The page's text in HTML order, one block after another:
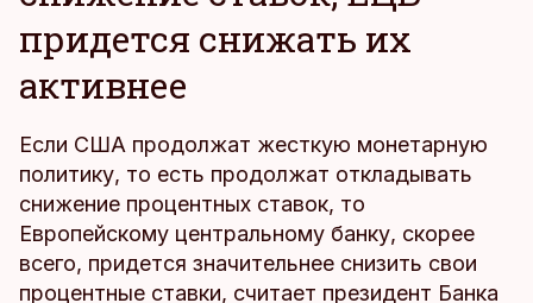
придется снижать их
активнее
Если США продолжат жесткую монетарную
политику, то есть продолжат откладывать
снижение процентных ставок, то
Европейскому центральному банку, скорее
всего, придется значительнее снизить свои
процентные ставки, считает президент Банка